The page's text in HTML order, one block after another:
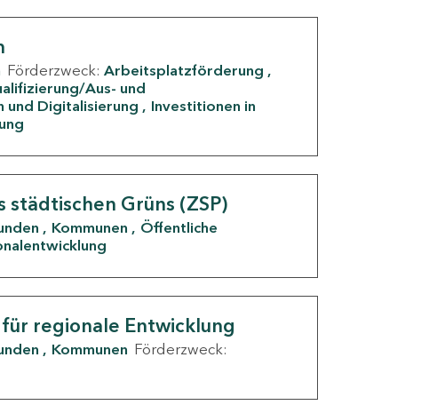
Förderzweck: Arbeitsplatzförderung
Aus- und
und Digitalisierung
Investitionen in
Grüns (ZSP)
Kommunen
Öffentliche
regionale Entwicklung
Kommunen Förderzweck: